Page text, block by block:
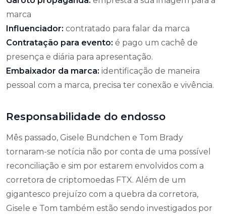
marca
Influenciador: contratado para falar da marca
Contratação para evento: é pago um cachê de
presença e diária para apresentação.
Embaixador da marca: identificação de maneira
pessoal com a marca, precisa ter conexão e vivência.
Responsabilidade do endosso
Mês passado, Gisele Bundchen e Tom Brady
tornaram-se notícia não por conta de uma possível
reconciliação e sim por estarem envolvidos com a
corretora de criptomoedas FTX. Além de um
gigantesco prejuízo com a quebra da corretora,
Gisele e Tom também estão sendo investigados por